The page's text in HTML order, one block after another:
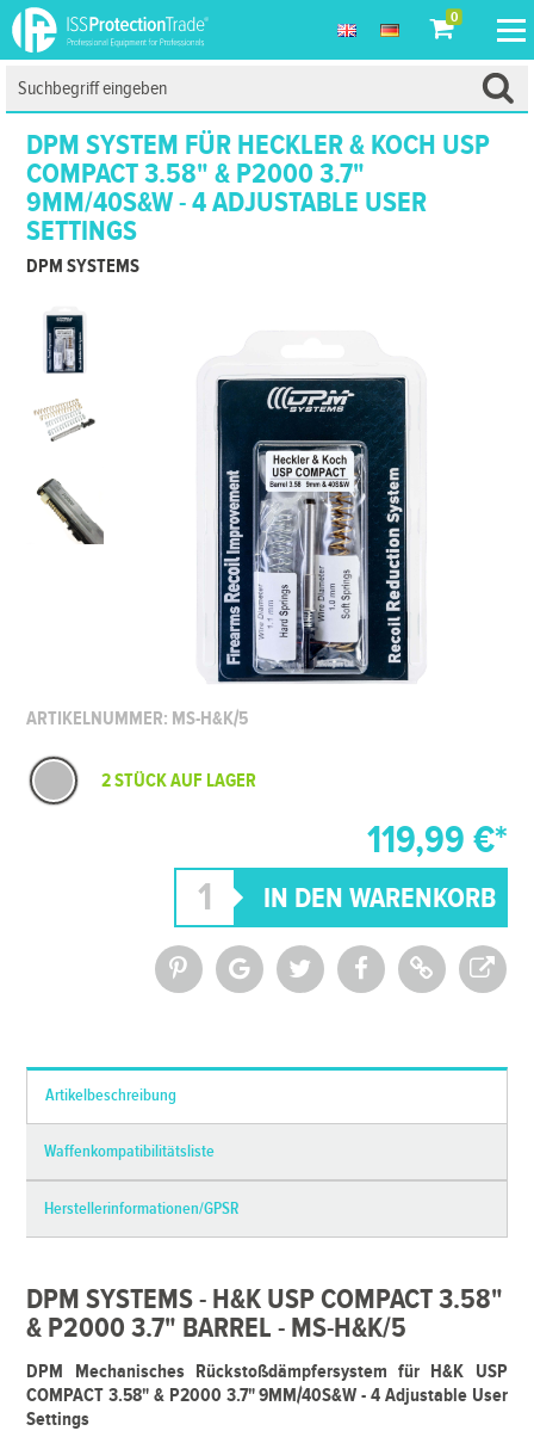
0
DPM SYSTEM FÜR HECKLER & KOCH USP
COMPACT 3.58" & P2000 3.7"
9MM/40S&W - 4 ADJUSTABLE USER
SETTINGS
DPM SYSTEMS
ARTIKELNUMMER: MS-H&K/5
2 STÜCK AUF LAGER
119,99 €*
Artikelbeschreibung
Waffenkompatibilitätsliste
Herstellerinformationen/GPSR
DPM SYSTEMS - H&K USP COMPACT 3.58"
& P2000 3.7" BARREL - MS-H&K/5
DPM Mechanisches Rückstoßdämpfersystem für H&K USP
COMPACT 3.58" & P2000 3.7" 9MM/40S&W - 4 Adjustable User
Settings